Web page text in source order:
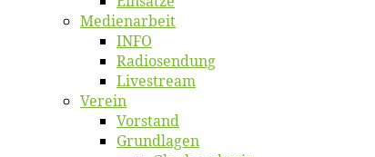
Me­di­en­ar­beit
INFO
Ra­dio­sen­dung
Live­stream
Ver­ein
Vor­stand
Grund­la­gen